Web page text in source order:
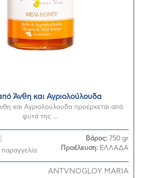
Άνθη και Αγριολούλουδα
και Αγριολούλουδα προέρχεται από
φυτά της ...
Βάρος: 750 gr
Προέλευση: ΕΛΛΑΔΑ
ANTVNOGLOY MARIA